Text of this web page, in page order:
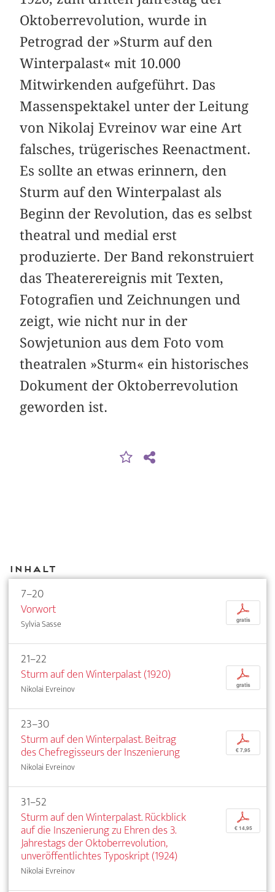
Oktoberrevolution, wurde in
Petrograd der »Sturm auf den
Winterpalast« mit 10.000
Mitwirkenden aufgeführt. Das
Massenspektakel unter der Leitung
von Nikolaj Evreinov war eine Art
falsches, trügerisches Reenactment.
Es sollte an etwas erinnern, den
Sturm auf den Winterpalast als
Beginn der Revolution, das es selbst
theatral und medial erst
produzierte. Der Band rekonstruiert
das Theaterereignis mit Texten,
Fotografien und Zeichnungen und
zeigt, wie nicht nur in der
Sowjetunion aus dem Foto vom
theatralen »Sturm« ein historisches
Dokument der Oktober­revolution
geworden ist.
Inhalt
7–20
Vorwort
Sylvia Sasse
p
gratis
21–22
Sturm auf den Winterpalast (1920)
Nikolai Evreinov
p
gratis
23–30
Sturm auf den Winterpalast. Beitrag
des Chefregisseurs der Inszenierung
Nikolai Evreinov
p
€ 7,95
31–52
Sturm auf den Winterpalast. Rückblick
auf die Inszenierung zu Ehren des 3.
Jahrestags der Oktoberrevolution,
unveröffentlichtes Typoskript (1924)
Nikolai Evreinov
p
€ 14,95